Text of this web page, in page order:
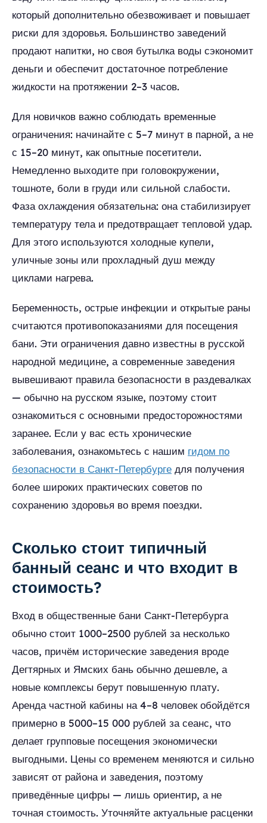
который дополнительно обезвоживает и повышает
риски для здоровья. Большинство заведений
продают напитки, но своя бутылка воды сэкономит
деньги и обеспечит достаточное потребление
жидкости на протяжении 2–3 часов.
Для новичков важно соблюдать временные
ограничения: начинайте с 5–7 минут в парной, а не
с 15–20 минут, как опытные посетители.
Немедленно выходите при головокружении,
тошноте, боли в груди или сильной слабости.
Фаза охлаждения обязательна: она стабилизирует
температуру тела и предотвращает тепловой удар.
Для этого используются холодные купели,
уличные зоны или прохладный душ между
циклами нагрева.
Беременность, острые инфекции и открытые раны
считаются противопоказаниями для посещения
бани. Эти ограничения давно известны в русской
народной медицине, а современные заведения
вывешивают правила безопасности в раздевалках
— обычно на русском языке, поэтому стоит
ознакомиться с основными предосторожностями
заранее. Если у вас есть хронические
заболевания, ознакомьтесь с нашим гидом по
безопасности в Санкт-Петербурге для получения
более широких практических советов по
сохранению здоровья во время поездки.
Сколько стоит типичный
банный сеанс и что входит в
стоимость?
Вход в общественные бани Санкт-Петербурга
обычно стоит 1000–2500 рублей за несколько
часов, причём исторические заведения вроде
Дегтярных и Ямских бань обычно дешевле, а
новые комплексы берут повышенную плату.
Аренда частной кабины на 4–8 человек обойдётся
примерно в 5000–15 000 рублей за сеанс, что
делает групповые посещения экономически
выгодными. Цены со временем меняются и сильно
зависят от района и заведения, поэтому
приведённые цифры — лишь ориентир, а не
точная стоимость. Уточняйте актуальные расценки